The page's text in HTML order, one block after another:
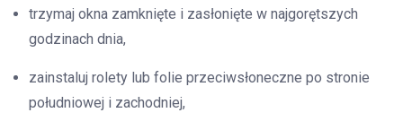
trzymaj okna zamknięte i zasłonięte w najgorętszych
godzinach dnia,
zainstaluj rolety lub folie przeciwsłoneczne po stronie
południowej i zachodniej,